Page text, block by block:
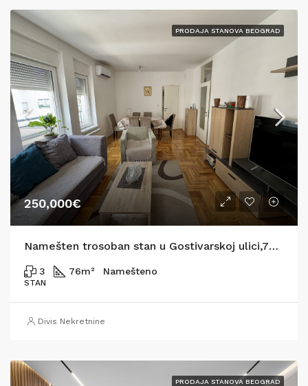
PRODAJA STANOVA BEOGRAD
250,000€
Namešten trosoban stan u Gostivarskoj ulici,76m2
3 76m² Namešteno
STAN
Divis Nekretnine
PRODAJA STANOVA BEOGRAD